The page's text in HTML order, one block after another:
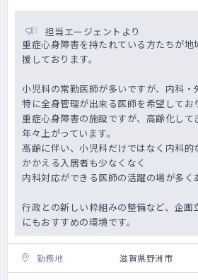
担当エージェントより
重症心身障害を持たれている方たちが地
援しております。
小児科の常勤医師が多いですが、内科・
特に全身管理が出来る医師を希望してお
重症心身障害の施設ですが、高齢化して
年々上がっています。
高齢に伴い、小児科だけではなく内科的
かかえる入居者も少なくなく
内科対応ができる医師の活躍の場が多く
行政との新しい枠組みの整備など、企画
にもおすすめの環境です。
勤務地 滋賀県野洲市